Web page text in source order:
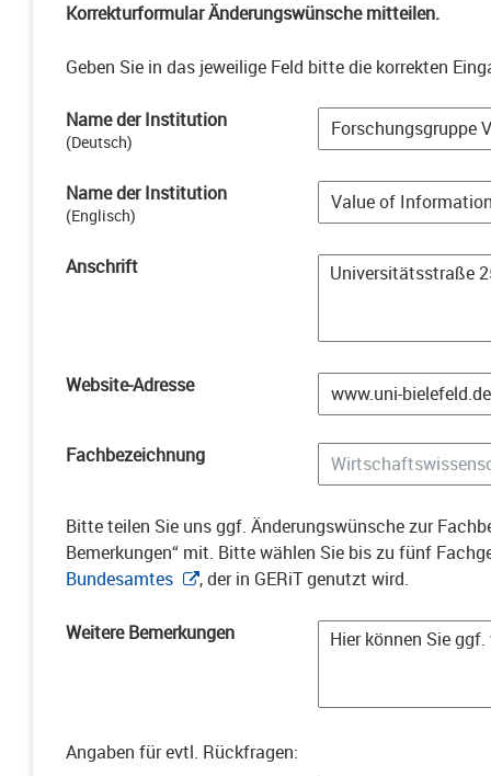
Korrekturformular Änderungswünsche mitteilen.
Geben Sie in das jeweilige Feld bitte die korrekten
Name der Institution
(Deutsch)
Name der Institution
(Englisch)
Anschrift
Website-Adresse
Fachbezeichnung
Bitte teilen Sie uns ggf. Änderungswünsche zur
Bemerkungen“ mit. Bitte wählen Sie bis zu fünf
Bundesamtes
, der in GERiT genutzt wird.
Weitere Bemerkungen
Angaben für evtl. Rückfragen: